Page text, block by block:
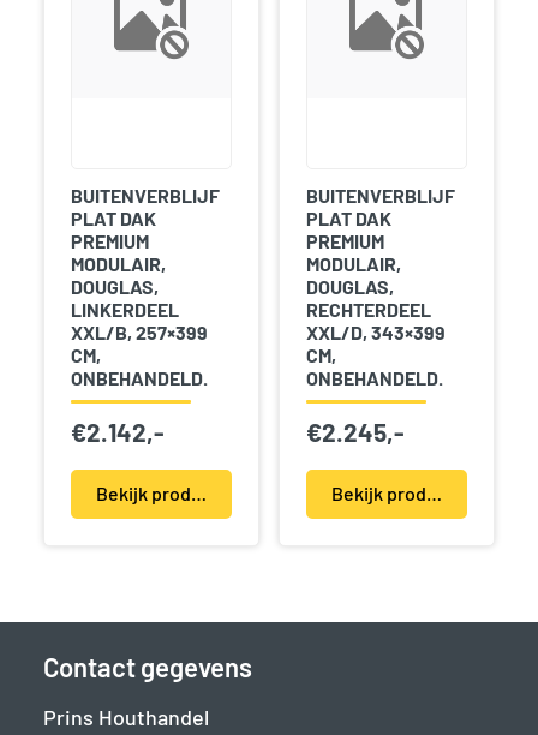
BUITENVERBLIJF
PLAT DAK
PREMIUM
MODULAIR,
DOUGLAS,
LINKERDEEL
XXL/B, 257×399
CM,
ONBEHANDELD.
€2.142,-
Bekijk product(en)
BUITENVERBLIJF
PLAT DAK
PREMIUM
MODULAIR,
DOUGLAS,
RECHTERDEEL
XXL/D, 343×399
CM,
ONBEHANDELD.
€2.245,-
Bekijk product(en)
Contact gegevens
Prins Houthandel